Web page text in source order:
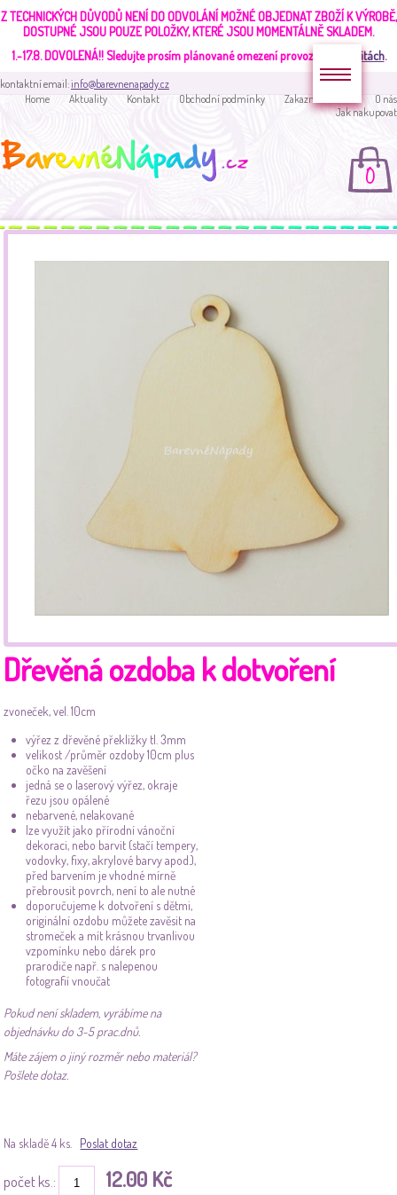
Z TECHNICKÝCH DŮVODŮ NENÍ DO ODVOLÁNÍ MOŽNÉ OBJEDNAT ZBOŽÍ K VÝROBĚ,
DOSTUPNÉ JSOU POUZE POLOŽKY, KTERÉ JSOU MOMENTÁLNĚ SKLADEM.
1.-17.8. DOVOLENÁ!!Sledujte prosím plánované omezení provozu v aktualitách.
kontaktní email:info@barevnenapady.cz
Home
Aktuality Kontakt Obchodní podmínky Zakaznická sekce
O nás
Jak nakupovat
0
Dřevěná ozdoba k dotvoření
zvoneček, vel. 10cm
výřez z dřevěné překližky tl. 3mm
velikost /průměr ozdoby 10cm plus
očko na zavěšení
jedná se o laserový výřez, okraje
řezu jsou opálené
nebarvené, nelakované
lze využít jako přírodní vánoční
dekoraci, nebo barvit (stačí tempery,
vodovky, fixy, akrylové barvy apod.),
před barvením je vhodné mírně
přebrousit povrch, není to ale nutné
doporučujeme k dotvoření s dětmi,
originální ozdobu můžete zavěsit na
stromeček a mít krásnou trvanlivou
vzpomínku nebo dárek pro
prarodiče např. s nalepenou
fotografií vnoučat
Pokud není skladem, vyrábíme na
objednávku do 3-5 prac.dnů.
Máte zájem o jiný rozměr nebo materiál?
Pošlete dotaz.
Na skladě 4 ks. Poslat dotaz
počet ks.: 12.00 Kč